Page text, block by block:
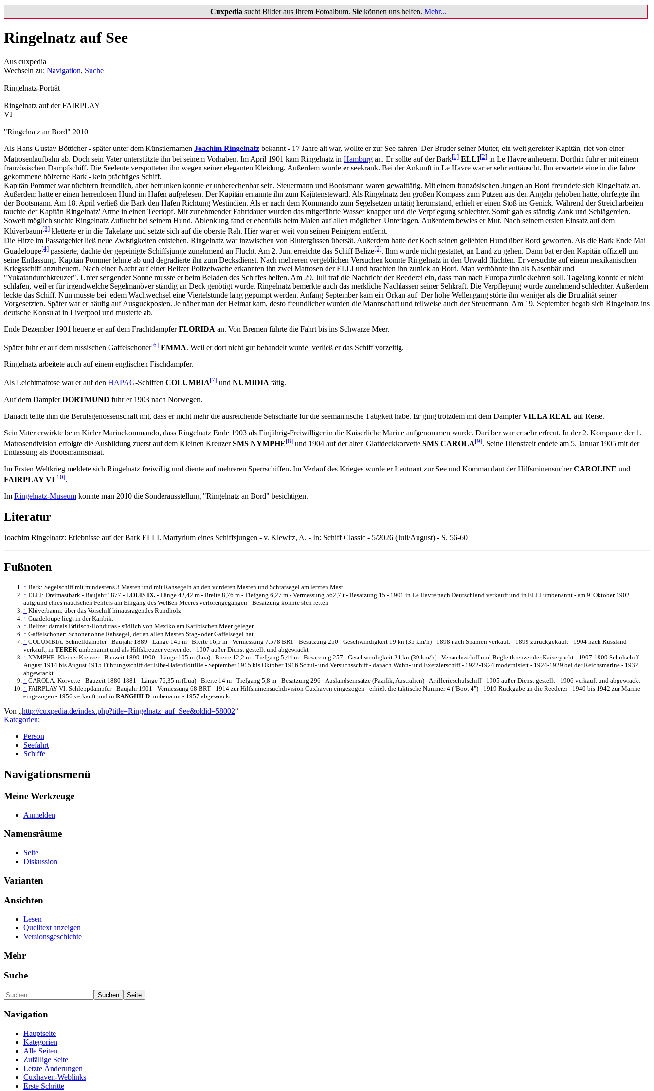
Cuxpedia sucht Bilder aus Ihrem Fotoalbum. Sie können uns helfen. Mehr...
Ringelnatz auf See
Aus cuxpedia
Wechseln zu: Navigation, Suche
Ringelnatz-Porträt
Ringelnatz auf der FAIRPLAY
VI
"Ringelnatz an Bord" 2010
Als Hans Gustav Bötticher - später unter dem Künstlernamen Joachim Ringelnatz bekannt - 17 Jahre alt war, wollte er zur See fahren. Der Bruder seiner Mutter, ein weit gereister Kapitän, riet von einer
Matrosenlaufbahn ab. Doch sein Vater unterstützte ihn bei seinem Vorhaben. Im April 1901 kam Ringelnatz in Hamburg an. Er sollte auf der Bark[1] ELLI[2] in Le Havre anheuern. Dorthin fuhr er mit einem
französischen Dampfschiff. Die Seeleute verspotteten ihn wegen seiner eleganten Kleidung. Außerdem wurde er seekrank. Bei der Ankunft in Le Havre war er sehr enttäuscht. Ihn erwartete eine in die Jahre
gekommene hölzerne Bark - kein prächtiges Schiff.
Kapitän Pommer war nüchtern freundlich, aber betrunken konnte er unberechenbar sein. Steuermann und Bootsmann waren gewalttätig. Mit einem französischen Jungen an Bord freundete sich Ringelnatz an.
Außerdem hatte er einen herrenlosen Hund im Hafen aufgelesen. Der Kapitän ernannte ihn zum Kajütensteward. Als Ringelnatz den großen Kompass zum Putzen aus den Angeln gehoben hatte, ohrfeigte ihn
der Bootsmann. Am 18. April verließ die Bark den Hafen Richtung Westindien. Als er nach dem Kommando zum Segelsetzen untätig herumstand, erhielt er einen Stoß ins Genick. Während der Streicharbeiten
tauchte der Kapitän Ringelnatz' Arme in einen Teertopf. Mit zunehmender Fahrtdauer wurden das mitgeführte Wasser knapper und die Verpflegung schlechter. Somit gab es ständig Zank und Schlägereien.
Soweit möglich suchte Ringelnatz Zuflucht bei seinem Hund. Ablenkung fand er ebenfalls beim Malen auf allen möglichen Unterlagen. Außerdem bewies er Mut. Nach seinem ersten Einsatz auf dem
Klüverbaum[3] kletterte er in die Takelage und setzte sich auf die oberste Rah. Hier war er weit von seinen Peinigern entfernt.
Die Hitze im Passatgebiet ließ neue Zwistigkeiten entstehen. Ringelnatz war inzwischen von Blutergüssen übersät. Außerdem hatte der Koch seinen geliebten Hund über Bord geworfen. Als die Bark Ende Mai
Guadeloupe[4] passierte, dachte der gepeinigte Schiffsjunge zunehmend an Flucht. Am 2. Juni erreichte das Schiff Belize[5]. Ihm wurde nicht gestattet, an Land zu gehen. Dann bat er den Kapitän offiziell um
seine Entlassung. Kapitän Pommer lehnte ab und degradierte ihn zum Decksdienst. Nach mehreren vergeblichen Versuchen konnte Ringelnatz in den Urwald flüchten. Er versuchte auf einem mexikanischen
Kriegsschiff anzuheuern. Nach einer Nacht auf einer Belizer Polizeiwache erkannten ihn zwei Matrosen der ELLI und brachten ihn zurück an Bord. Man verhöhnte ihn als Nasenbär und
"Yukatandurchkreuzer". Unter sengender Sonne musste er beim Beladen des Schiffes helfen. Am 29. Juli traf die Nachricht der Reederei ein, dass man nach Europa zurückkehren soll. Tagelang konnte er nicht
schlafen, weil er für irgendwelche Segelmanöver ständig an Deck genötigt wurde. Ringelnatz bemerkte auch das merkliche Nachlassen seiner Sehkraft. Die Verpflegung wurde zunehmend schlechter. Außerdem
leckte das Schiff. Nun musste bei jedem Wachwechsel eine Viertelstunde lang gepumpt werden. Anfang September kam ein Orkan auf. Der hohe Wellengang störte ihn weniger als die Brutalität seiner
Vorgesetzten. Später war er häufig auf Ausguckposten. Je näher man der Heimat kam, desto freundlicher wurden die Mannschaft und teilweise auch der Steuermann. Am 19. September begab sich Ringelnatz ins
deutsche Konsulat in Liverpool und musterte ab.
Ende Dezember 1901 heuerte er auf dem FrachtdampferFLORIDA an. Von Bremen führte die Fahrt bis ins Schwarze Meer.
Später fuhr er auf dem russischen Gaffelschoner[6] EMMA. Weil er dort nicht gut behandelt wurde, verließ er das Schiff vorzeitig.
Ringelnatz arbeitete auch auf einem englischen Fischdampfer.
Als Leichtmatrose war er auf den HAPAG-Schiffen COLUMBIA[7] und NUMIDIA tätig.
Auf dem DampferDORTMUND fuhr er 1903 nach Norwegen.
Danach teilte ihm die Berufsgenossenschaft mit, dass er nicht mehr die ausreichende Sehschärfe für die seemännische Tätigkeit habe. Er ging trotzdem mit dem DampferVILLA REAL auf Reise.
Sein Vater erwirkte beim Kieler Marinekommando, dass Ringelnatz Ende 1903 als Einjährig-Freiwilliger in die Kaiserliche Marine aufgenommen wurde. Darüber war er sehr erfreut. In der 2. Kompanie der 1.
Matrosendivision erfolgte die Ausbildung zuerst auf dem Kleinen KreuzerSMS NYMPHE[8] und 1904 auf der alten Glattdeckkorvette SMS CAROLA[9]. Seine Dienstzeit endete am 5. Januar 1905 mit der
Entlassung als Bootsmannsmaat.
Im Ersten Weltkrieg meldete sich Ringelnatz freiwillig und diente auf mehreren Sperrschiffen. Im Verlauf des Krieges wurde er Leutnant zur See und Kommandant der HilfsminensucherCAROLINE und
FAIRPLAY VI[10].
Im Ringelnatz-Museum konnte man 2010 die Sonderausstellung "Ringelnatz an Bord" besichtigen.
Literatur
Joachim Ringelnatz: Erlebnisse auf der Bark ELLI. Martyrium eines Schiffsjungen - v. Klewitz, A. - In: Schiff Classic - 5/2026 (Juli/August) - S. 56-60
Fußnoten
↑ Bark: Segelschiff mit mindestens 3 Masten und mit Rahsegeln an den vorderen Masten und Schratsegel am letzten Mast
↑ ELLI: Dreimastbark - Baujahr 1877 - LOUIS IX. - Länge 42,42 m - Breite 8,76 m - Tiefgang 6,27 m - Vermessung 562,7 t - Besatzung 15 - 1901 in Le Havre nach Deutschland verkauft und in ELLI umbenannt - am 9. Oktober 1902
aufgrund eines nautischen Fehlers am Eingang des Weißen Meeres verlorengegangen - Besatzung konnte sich retten
↑ Klüverbaum: über das Vorschiff hinausragendes Rundholz
↑ Guadeloupe liegt in der Karibik.
↑ Belize: damals Britisch-Honduras - südlich von Mexiko am Karibischen Meer gelegen
↑ Gaffelschoner: Schoner ohne Rahsegel, der an allen Masten Stag- oder Gaffelsegel hat
↑ COLUMBIA: Schnelldampfer - Baujahr 1889 - Länge 145 m - Breite 16,5 m - Vermessung 7.578 BRT - Besatzung 250 - Geschwindigkeit 19 kn (35 km/h) - 1898 nach Spanien verkauft - 1899 zurückgekauft - 1904 nach Russland
verkauft, in TEREK umbenannt und als Hilfskreuzer verwendet - 1907 außer Dienst gestellt und abgewrackt
↑ NYMPHE: Kleiner Kreuzer - Bauzeit 1899-1900 - Länge 105 m (Lüa) - Breite 12,2 m - Tiefgang 5,44 m - Besatzung 257 - Geschwindigkeit 21 kn (39 km/h) - Versuchsschiff und Begleitkreuzer der Kaiseryacht - 1907-1909 Schulschiff -
August 1914 bis August 1915 Führungsschiff der Elbe-Hafenflottille - September 1915 bis Oktober 1916 Schul- und Versuchsschiff - danach Wohn- und Exerzierschiff - 1922-1924 modernisiert - 1924-1929 bei der Reichsmarine - 1932
abgewrackt
↑ CAROLA: Korvette - Bauzeit 1880-1881 - Länge 76,35 m (Lüa) - Breite 14 m - Tiefgang 5,8 m - Besatzung 296 - Auslandseinsätze (Pazifik, Australien) - Artillerieschulschiff - 1905 außer Dienst gestellt - 1906 verkauft und abgewrackt
↑ FAIRPLAY VI: Schleppdampfer - Baujahr 1901 - Vermessung 68 BRT - 1914 zur Hilfsminensuchdivision Cuxhaven eingezogen - erhielt die taktische Nummer 4 ("Boot 4") - 1919 Rückgabe an die Reederei - 1940 bis 1942 zur Marine
eingezogen - 1956 verkauft und in RANGHILD umbenannt - 1957 abgewrackt
Von „http://cuxpedia.de/index.php?title=Ringelnatz_auf_See&oldid=58002“
Kategorien:
Person
Seefahrt
Schiffe
Navigationsmenü
Meine Werkzeuge
Anmelden
Namensräume
Seite
Diskussion
Varianten
Ansichten
Lesen
Quelltext anzeigen
Versionsgeschichte
Mehr
Suche
Navigation
Hauptseite
Kategorien
Alle Seiten
Zufällige Seite
Letzte Änderungen
Cuxhaven-Weblinks
Erste Schritte